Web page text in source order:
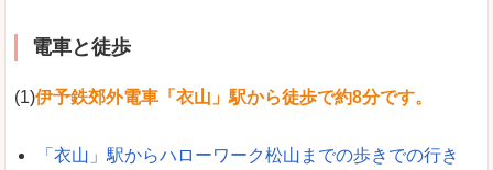
電車と徒歩
(1)伊予鉄郊外電車「衣山」駅から徒歩で約8分です。
「衣山」駅からハローワーク松山までの歩きでの行き